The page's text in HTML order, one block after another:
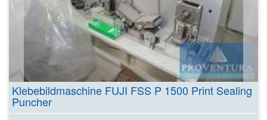
Klebebildmaschine FUJI FSS P 1500 Print Sealing
Puncher